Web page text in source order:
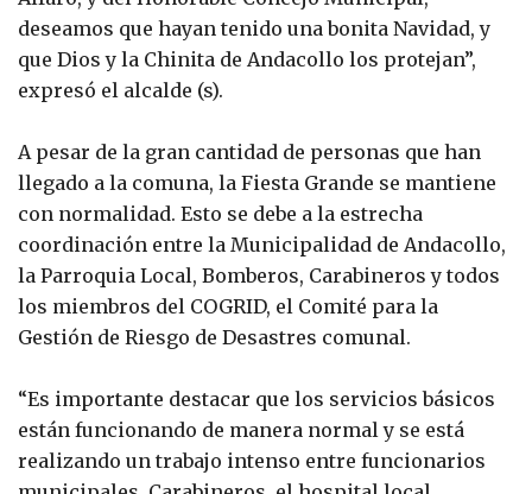
deseamos que hayan tenido una bonita Navidad, y
que Dios y la Chinita de Andacollo los protejan”,
expresó el alcalde (s).
A pesar de la gran cantidad de personas que han
llegado a la comuna, la Fiesta Grande se mantiene
con normalidad. Esto se debe a la estrecha
coordinación entre la Municipalidad de Andacollo,
la Parroquia Local, Bomberos, Carabineros y todos
los miembros del COGRID, el Comité para la
Gestión de Riesgo de Desastres comunal.
“Es importante destacar que los servicios básicos
están funcionando de manera normal y se está
realizando un trabajo intenso entre funcionarios